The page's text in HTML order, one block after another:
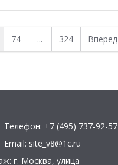
74 ... 324 Вперед
Телефон: +7 (495) 737-92-57
Email: site_v8@1c.ru
г. Москва, улица